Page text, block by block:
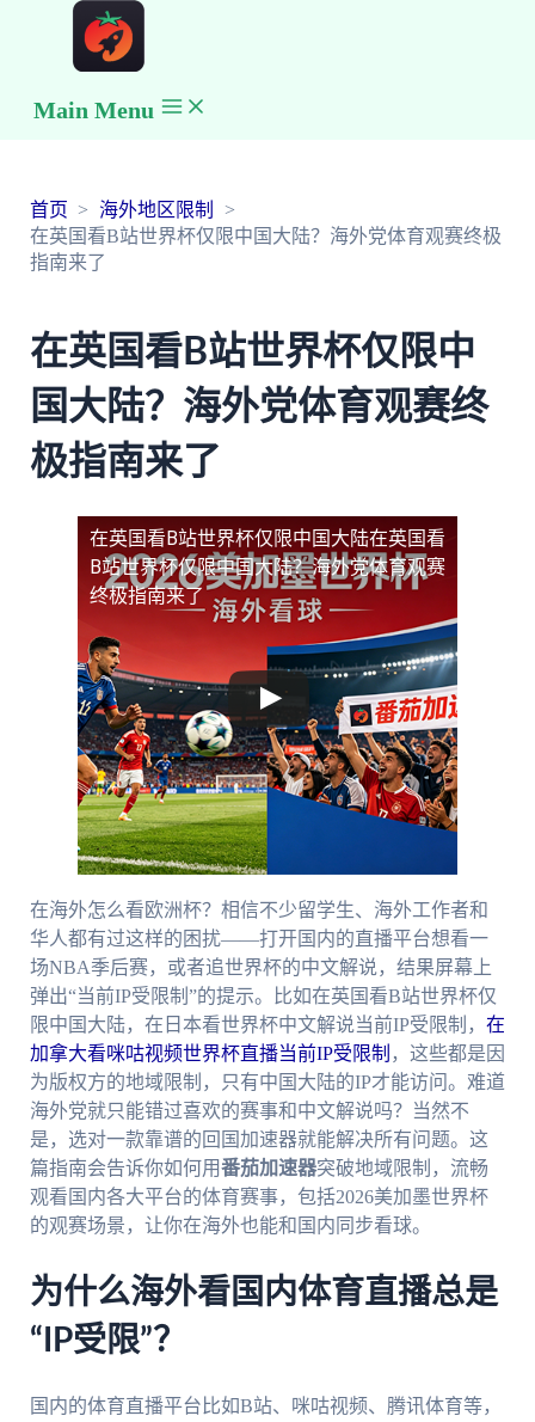
Main Menu
首页
海外地区限制
在英国看B站世界杯仅限中国大陆？海外党体育观赛终极
指南来了
在英国看B站世界杯仅限中
国大陆？海外党体育观赛终
极指南来了
在英国看B站世界杯仅限中国大陆在英国看
B站世界杯仅限中国大陆？海外党体育观赛
终极指南来了
在海外怎么看欧洲杯？相信不少留学生、海外工作者和
华人都有过这样的困扰——打开国内的直播平台想看一
场NBA季后赛，或者追世界杯的中文解说，结果屏幕上
弹出“当前IP受限制”的提示。比如在英国看B站世界杯仅
限中国大陆，在日本看世界杯中文解说当前IP受限制， 在
加拿大看咪咕视频世界杯直播当前IP受限制 ，这些都是因
为版权方的地域限制，只有中国大陆的IP才能访问。难道
海外党就只能错过喜欢的赛事和中文解说吗？当然不
是，选对一款靠谱的回国加速器就能解决所有问题。这
篇指南会告诉你如何用番茄加速器突破地域限制，流畅
观看国内各大平台的体育赛事，包括2026美加墨世界杯
的观赛场景，让你在海外也能和国内同步看球。
为什么海外看国内体育直播总是
“IP受限”？
国内的体育直播平台比如B站、咪咕视频、腾讯体育等，